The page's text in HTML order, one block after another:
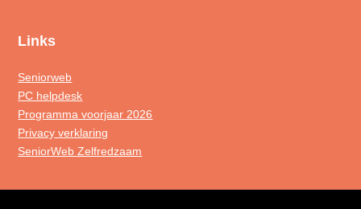
Links
Seniorweb
PC helpdesk
Programma voorjaar 2026
Privacy verklaring
SeniorWeb Zelfredzaam